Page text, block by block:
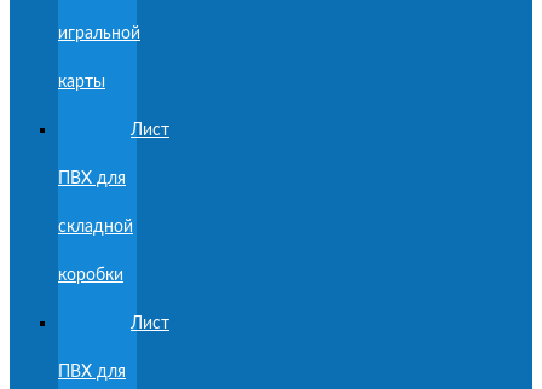
игральной
карты
Лист
ПВХ для
складной
коробки
Лист
ПВХ для